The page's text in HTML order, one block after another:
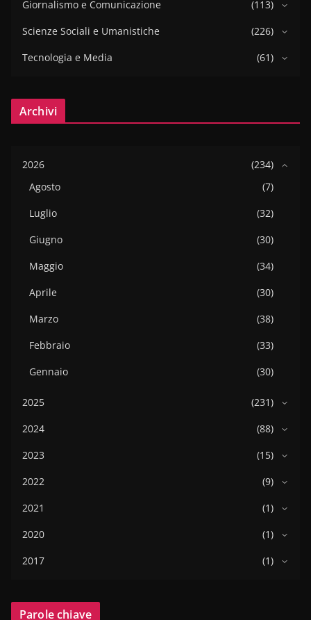
Giornalismo e Comunicazione
(113)
Scienze Sociali e Umanistiche
(226)
Tecnologia e Media
(61)
Archivi
2026
(234)
Agosto
(7)
Luglio
(32)
Giugno
(30)
Maggio
(34)
Aprile
(30)
Marzo
(38)
Febbraio
(33)
Gennaio
(30)
2025
(231)
2024
(88)
2023
(15)
2022
(9)
2021
(1)
2020
(1)
2017
(1)
Parole chiave